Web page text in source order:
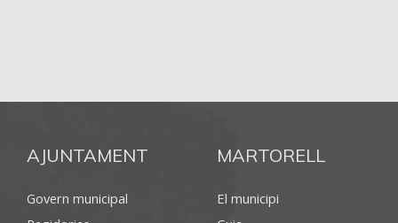
AJUNTAMENT
Govern municipal
MARTORELL
El municipi